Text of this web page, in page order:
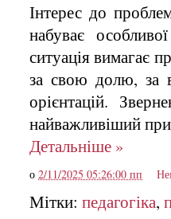
Інтерес до
набуває
ситуація вимагає
за свою долю, за
орієнтацій.
найважливіший
Детальніше »
о 2/11/2025 05:26:00 пп
Мітки: педагогіка,